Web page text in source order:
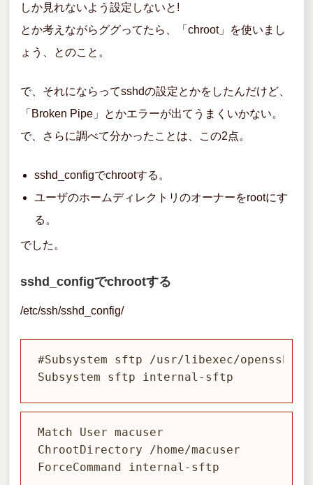
しか見れないよう設定しないと!
とか考えながらググってたら、「chroot」を使いまし
ょう、とのこと。
で、それにならってsshdの設定とかをしたんだけど、
「Broken Pipe」とかエラーが出てうまくいかない。
で、さらに調べて分かったことは、この2点。
sshd_configでchrootする。
ユーザのホームディレクトリのオーナーをrootにす
る。
でした。
sshd_configでchrootする
/etc/ssh/sshd_config/
#Subsystem sftp /usr/libexec/openssh/
Subsystem sftp internal-sftp
Match User macuser
ChrootDirectory /home/macuser
ForceCommand internal-sftp